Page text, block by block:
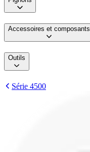
Accessoires et composants
Outils
Série 4500